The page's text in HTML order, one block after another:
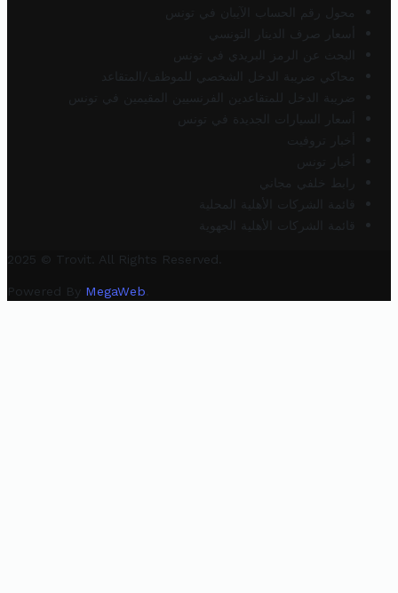
محول رقم الحساب الآيبان في تونس
أسعار صرف الدينار التونسي
البحث عن الرمز البريدي في تونس
محاكي ضريبة الدخل الشخصي للموظف/المتقاعد
ضريبة الدخل للمتقاعدين الفرنسيين المقيمين في تونس
أسعار السيارات الجديدة في تونس
أخبار تروفيت
أخبار تونس
رابط خلفي مجاني
قائمة الشركات الأهلية المحلية
قائمة الشركات الأهلية الجهوية
2025 © Trovit. All Rights Reserved.
Powered By MegaWeb